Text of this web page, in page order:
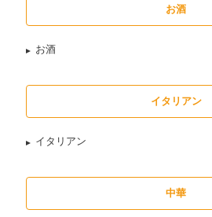
お酒
お酒
イタリアン
イタリアン
中華